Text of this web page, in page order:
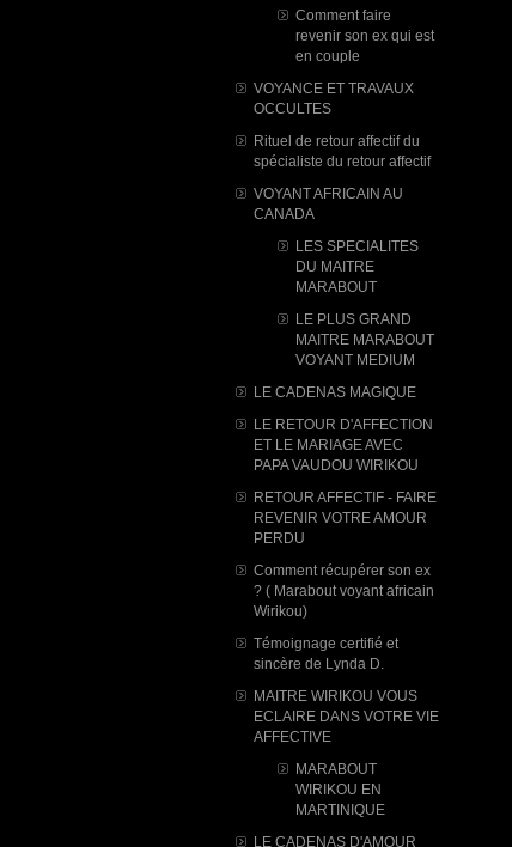
Comment faire
revenir son ex qui est
en couple
VOYANCE ET TRAVAUX
OCCULTES
Rituel de retour affectif du
spécialiste du retour affectif
VOYANT AFRICAIN AU
CANADA
LES SPECIALITES
DU MAITRE
MARABOUT
LE PLUS GRAND
MAITRE MARABOUT
VOYANT MEDIUM
LE CADENAS MAGIQUE
LE RETOUR D'AFFECTION
ET LE MARIAGE AVEC
PAPA VAUDOU WIRIKOU
RETOUR AFFECTIF - FAIRE
REVENIR VOTRE AMOUR
PERDU
Comment récupérer son ex
? ( Marabout voyant africain
Wirikou)
Témoignage certifié et
sincère de Lynda D.
MAITRE WIRIKOU VOUS
ECLAIRE DANS VOTRE VIE
AFFECTIVE
MARABOUT
WIRIKOU ​EN
MARTINIQUE
LE CADENAS D'AMOUR